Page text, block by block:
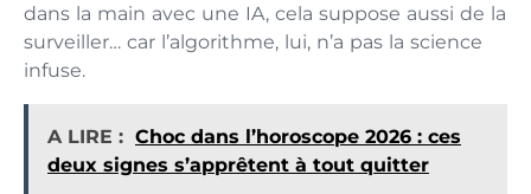
dans la main avec une IA, cela suppose aussi de la
surveiller… car l’algorithme, lui, n’a pas la science
infuse.
A LIRE : Choc dans l’horoscope 2026 : ces
deux signes s’apprêtent à tout quitter